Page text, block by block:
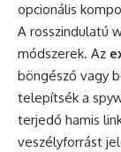
opcionális
A rosszindulatú
módszerek. Az
böngésző vagy
telepítsék a
terjedő hamis
veszélyforrást